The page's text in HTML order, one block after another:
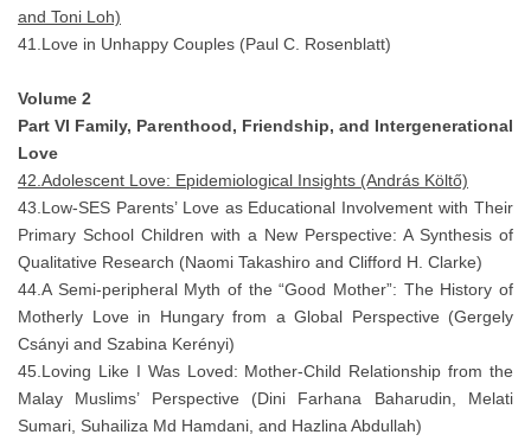
and Toni Loh)
41.Love in Unhappy Couples (Paul C. Rosenblatt)
Volume 2
Part VI Family, Parenthood, Friendship, and Intergenerational
Love
42.Adolescent Love: Epidemiological Insights (András Költő)
43.Low-SES Parents’ Love as Educational Involvement with Their
Primary School Children with a New Perspective: A Synthesis of
Qualitative Research (Naomi Takashiro and Clifford H. Clarke)
44.A Semi-peripheral Myth of the “Good Mother”: The History of
Motherly Love in Hungary from a Global Perspective (Gergely
Csányi and Szabina Kerényi)
45.Loving Like I Was Loved: Mother-Child Relationship from the
Malay Muslims’ Perspective (Dini Farhana Baharudin, Melati
Sumari, Suhailiza Md Hamdani, and Hazlina Abdullah)